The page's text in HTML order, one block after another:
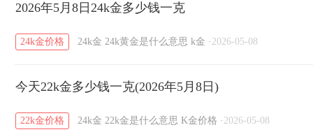
2026年5月8日24k金多少钱一克
24k金价格 24k金 24k黄金是什么意思 k金 · 2026-05-08
今天22k金多少钱一克(2026年5月8日)
22k金价格 24k金 22k金是什么意思 K金价格 · 2026-05-08